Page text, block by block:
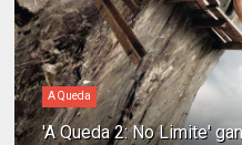
A Queda
'A Queda 2: No Limite'